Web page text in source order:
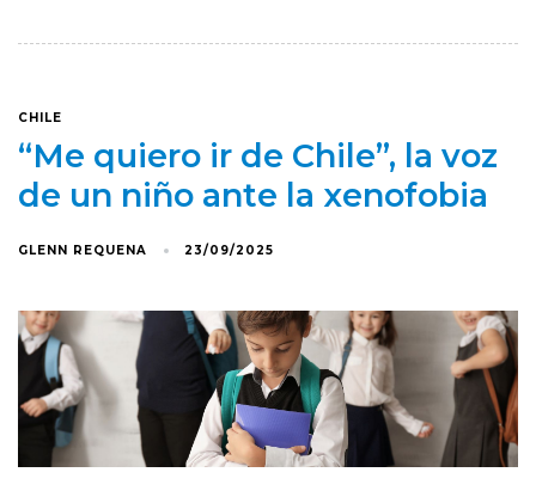
CHILE
“Me quiero ir de Chile”, la voz
de un niño ante la xenofobia
GLENN REQUENA 23/09/2025